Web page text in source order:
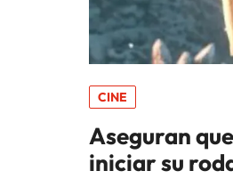
CINE
Aseguran
iniciar su